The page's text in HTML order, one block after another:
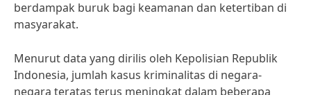
berdampak buruk bagi keamanan dan ketertiban di
masyarakat.
Menurut data yang dirilis oleh Kepolisian Republik
Indonesia, jumlah kasus kriminalitas di negara-
negara teratas terus meningkat dalam beberapa